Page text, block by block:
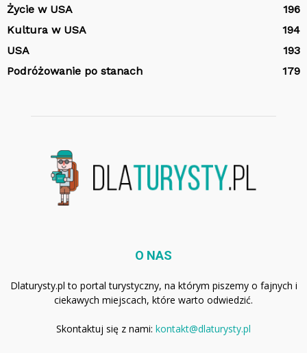
Życie w USA
196
Kultura w USA
194
USA
193
Podróżowanie po stanach
179
O NAS
Dlaturysty.pl to portal turystyczny, na którym piszemy o fajnych i
ciekawych miejscach, które warto odwiedzić.
Skontaktuj się z nami: kontakt@dlaturysty.pl